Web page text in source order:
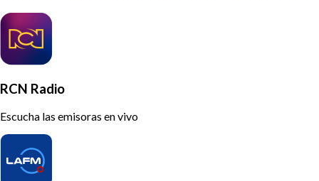
RCN Radio
Escucha las emisoras en vivo